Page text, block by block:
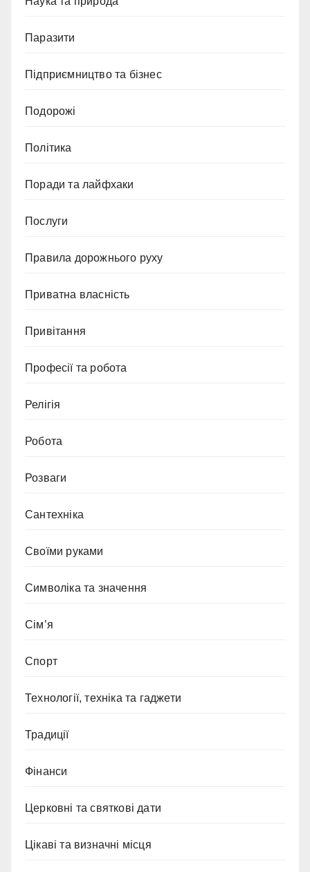
Паразити
Підприємництво та бізнес
Подорожі
Політика
Поради та лайфхаки
Послуги
Правила дорожнього руху
Приватна власність
Привітання
Професії та робота
Релігія
Робота
Розваги
Сантехніка
Своїми руками
Символіка та значення
Сім’я
Спорт
Технології, техніка та гаджети
Традиції
Фінанси
Церковні та святкові дати
Цікаві та визначні місця